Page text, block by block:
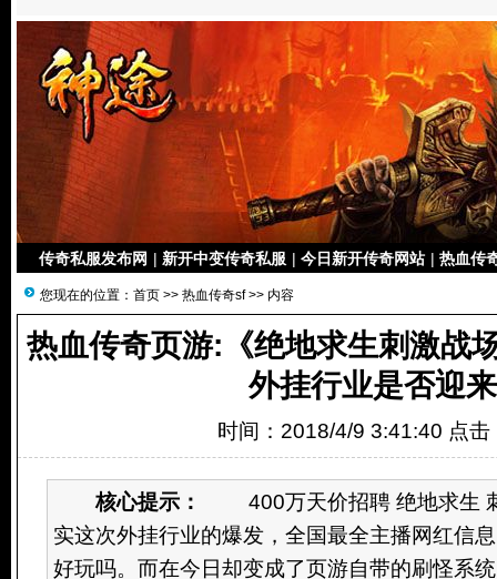
传奇私服发布网 | 新开中变传奇私服 | 今日新开传奇网站 | 热血传
您现在的位置： 首页 >> 热血传奇sf>> 内容
热血传奇页游:《绝地求生刺激战
外挂行业是否迎来
时间：2018/4/9 3:41:40 点击
核心提示：
400万天价招聘 绝地求生
实这次外挂行业的爆发，全国最全主播网红信
好玩吗。而在今日却变成了页游自带的刷怪系